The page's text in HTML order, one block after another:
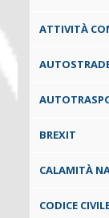
ATTIVITÀ
BREXIT
CALAMITÀ
CODICE